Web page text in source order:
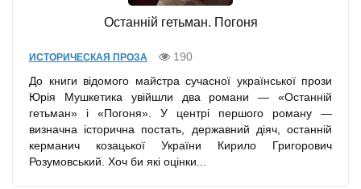
Останнiй гетьман. Погоня
ИСТОРИЧЕСКАЯ ПРОЗА
190
До книги відомого майстра сучасної української прози
Юрія Мушкетика увійшли два романи — «Останній
гетьман» і «Погоня». У центрі першого роману —
визначна історична постать, державний діяч, останній
керманич козацької України Кирило Григорович
Розумовський. Хоч би які оцінки...